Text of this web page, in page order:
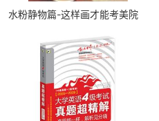
水粉静物篇-这样画才能考美院